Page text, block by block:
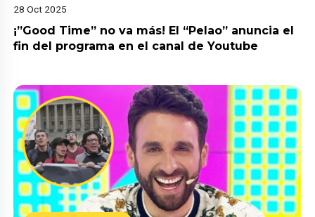
28 Oct 2025
¡”Good Time” no va más! El “Pelao” anuncia el
fin del programa en el canal de Youtube